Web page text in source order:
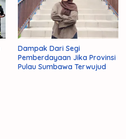
Dampak Dari Segi
Pemberdayaan Jika Provinsi
Pulau Sumbawa Terwujud